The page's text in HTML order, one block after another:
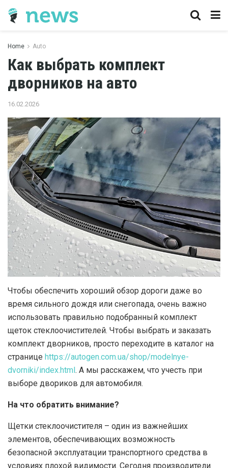
Home Auto
Как выбрать комплект
дворников на авто
16.02.2026
Чтобы обеспечить хороший обзор дороги даже во
время сильного дождя или снегопада, очень важно
использовать правильно подобранный комплект
щеток стеклоочистителей. Чтобы выбрать и заказать
комплект дворников, просто переходите в каталог на
странице https://autogen.com.ua/shop/modelnye-
dvorniki/index.html . А мы расскажем, что учесть при
выборе двориков для автомобиля.
На что обратить внимание?
Щетки стеклоочистителя – один из важнейших
элементов, обеспечивающих возможность
безопасной эксплуатации транспортного средства в
условиях плохой видимости. Сегодня производители